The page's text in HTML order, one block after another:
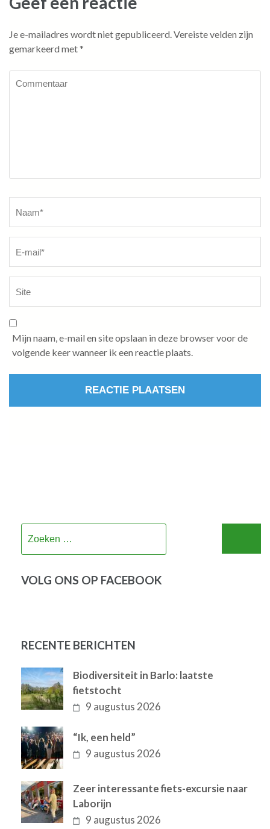
Je e-mailadres wordt niet gepubliceerd.Vereiste velden zijn
gemarkeerd met*
Mijn naam, e-mail en site opslaan in deze browser voor de
volgende keer wanneer ik een reactie plaats.
VOLG ONS OP FACEBOOK
RECENTE BERICHTEN
Biodiversiteit in Barlo: laatste
fietstocht
9 augustus 2026
“Ik, een held”
9 augustus 2026
Zeer interessante fiets-excursie naar
Laborijn
9 augustus 2026